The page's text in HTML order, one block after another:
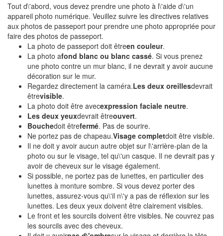
Tout d\'abord, vous devez prendre une photo à l\'aide d\'un
appareil photo numérique. Veuillez suivre les directives relatives
aux photos de passeport pour prendre une photo appropriée pour
faire des photos de passeport.
La photo de passeport doit êtreen couleur.
La photo afond blanc ou blanc cassé. Si vous prenez
une photo contre un mur blanc, il ne devrait y avoir aucune
décoration sur le mur.
Regardez directement la caméra.Les deux oreillesdevrait
êtrevisible.
La photo doit être avecexpression faciale neutre.
Les deux yeuxdevrait êtreouvert.
Bouchedoit êtrefermé. Pas de sourire.
Ne portez pas de chapeau.Visage completdoit être visible.
Il ne doit y avoir aucun autre objet sur l\'arrière-plan de la
photo ou sur le visage, tel qu\'un casque. Il ne devrait pas y
avoir de cheveux sur le visage également.
Si possible, ne portez pas de lunettes, en particulier des
lunettes à monture sombre. Si vous devez porter des
lunettes, assurez-vous qu\'il n\'y a pas de réflexion sur les
lunettes. Les deux yeux doivent être clairement visibles.
Le front et les sourcils doivent être visibles. Ne couvrez pas
les sourcils avec des cheveux.